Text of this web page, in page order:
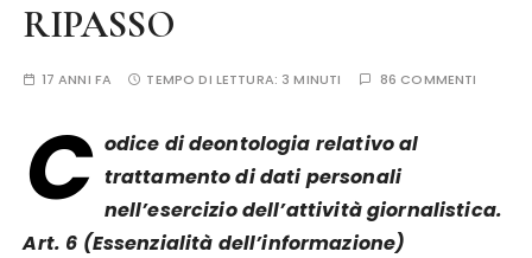
RIPASSO
17 ANNI FA TEMPO DI LETTURA: 3 MINUTI 86 COMMENTI
C odice di deontologia relativo al
trattamento di dati personali
nell’esercizio dell’attività giornalistica.
Art. 6 (Essenzialità dell’informazione)